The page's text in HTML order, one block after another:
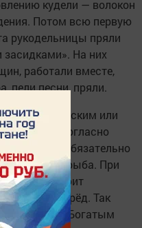
кудели — волокон
Потом всю первую
рукодельницы пряли
засидками». На них
работали вместе,
пели песни, пряли.
Рождественским или
согласно
На нём обязательно
блюда, рыба. При
не стоит
месяц вперёд. Так
здоровье. Богатым